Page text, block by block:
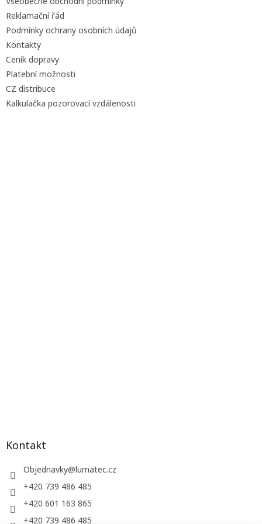
Reklamační řád
Podmínky ochrany osobních údajů
Kontakty
Ceník dopravy
Platební možnosti
CZ distribuce
Kalkulačka pozorovací vzdálenosti
Kontakt
Objednavky@lumatec.cz
+420 739 486 485
+420 601 163 865
+420 739 486 485